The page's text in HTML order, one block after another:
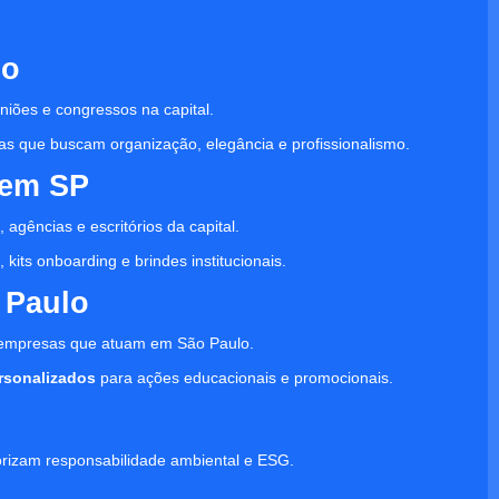
e congressos na capital.
que buscam organização, elegância e profissionalismo.
SP
e escritórios da capital.
onboarding e brindes institucionais.
que atuam em São Paulo.
para ações educacionais e promocionais.
responsabilidade ambiental e ESG.